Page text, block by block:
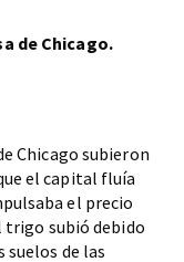
de Chicago.
Chicago subieron
el capital fluía
el precio
trigo subió debido
suelos de las